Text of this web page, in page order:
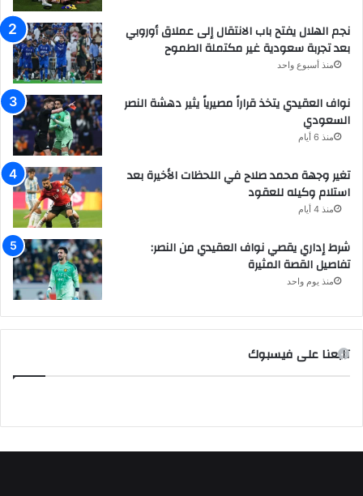
نجم الهلال يفتح باب الانتقال إلى عملاق أوروبي
بعد تجربة سعودية غير مكتملة الطموح
منذ أسبوع واحد
نواف العقيدي يتخذ قراراً مصيرياً يثير دهشة النصر
السعودي
منذ 6 أيام
تغير وجهة محمد صلاح في اللحظات الأخيرة بعد
استلام وكيله للعقود
منذ 4 أيام
شرط إداري يقصي نواف العقيدي من النصر:
تفاصيل القصة المثيرة
منذ يوم واحد
تابعنا على فيسبوك